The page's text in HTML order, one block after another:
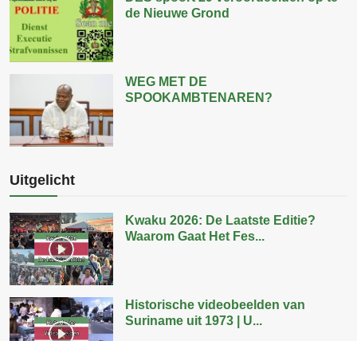
de Nieuwe Grond
WEG MET DE
SPOOKAMBTENAREN?
Uitgelicht
Kwaku 2026: De Laatste Editie?
Waarom Gaat Het Fes...
Historische videobeelden van
Suriname uit 1973 | U...